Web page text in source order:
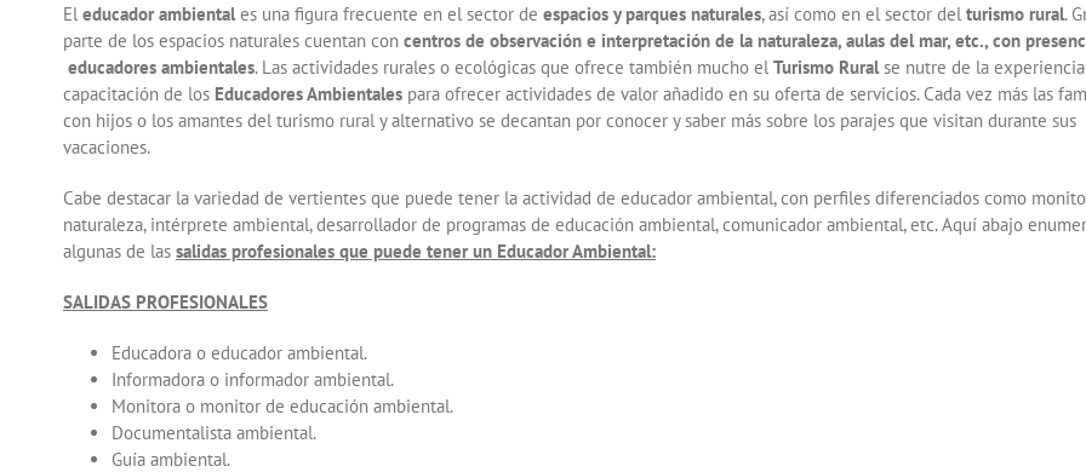
El educador ambientales una figura frecuente en el sector de espacios y parques naturales, así como en el sector del turismo rural.
parte de los espacios naturales cuentan con centros de observación e interpretación de la naturaleza, aulas del mar, etc., con
educadores ambientales. Las actividades rurales o ecológicas que ofrece también mucho el Turismo Ruralse nutre de la
capacitación de los Educadores Ambientales para ofrecer actividades de valor añadido en su oferta de servicios. Cada vez más las
con hijos o los amantes del turismo rural y alternativo se decantan por conocer y saber más sobre los parajes que visitan durante sus
vacaciones.
Cabe destacar la variedad de vertientes que puede tener la actividad de educador ambiental, con perfiles diferenciados como
naturaleza, intérprete ambiental, desarrollador de programas de educación ambiental, comunicador ambiental, etc. Aquí abajo
algunas de las salidas profesionales que puede tener un Educador Ambiental:
SALIDAS PROFESIONALES
Educadora o educador ambiental.
Informadora o informador ambiental.
Monitora o monitor de educación ambiental.
Documentalista ambiental.
Guía ambiental.